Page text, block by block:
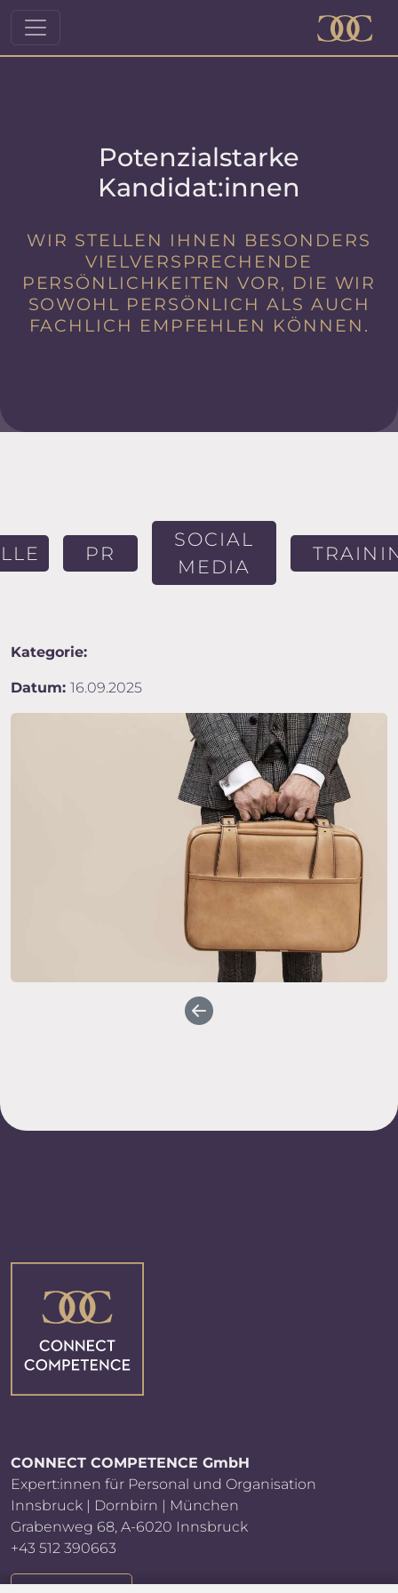
Potenzialstarke
Kandidat:innen
WIR STELLEN IHNEN BESONDERS
VIELVERSPRECHENDE
PERSÖNLICHKEITEN VOR, DIE WIR
SOWOHL PERSÖNLICH ALS AUCH
FACHLICH EMPFEHLEN KÖNNEN.
PR
SOCIAL
MEDIA
Kategorie:
Datum: 16.09.2025
CONNECT COMPETENCE GmbH
Expert:innen für Personal und Organisation
Innsbruck | Dornbirn | München
Grabenweg 68, A-6020 Innsbruck
+43 512 390663